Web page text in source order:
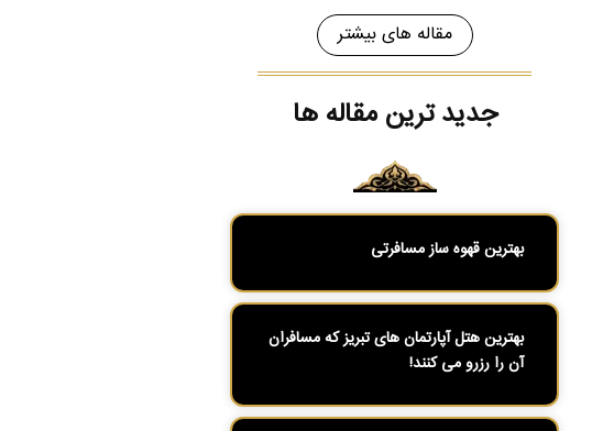
مقاله های بیشتر
جدید ترین مقاله ها
بهترین قهوه ساز مسافرتی
بهترین هتل آپارتمان های تبریز که مسافران
آن را رزرو می کنند!